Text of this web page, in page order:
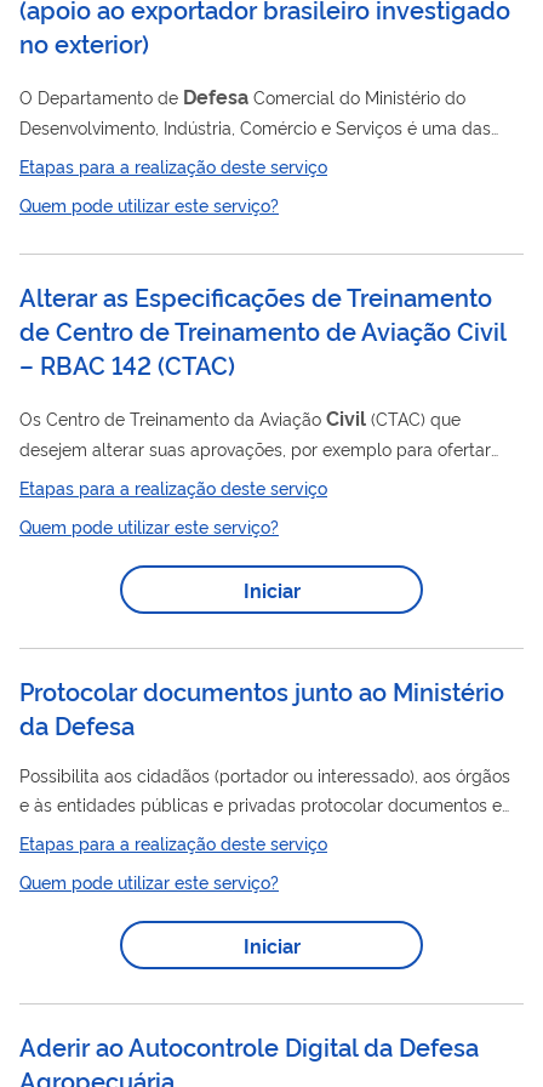
(apoio ao exportador brasileiro investigado
no exterior)
O Departamento de Defesa Comercial do Ministério do
Desenvolvimento, Indústria, Comércio e Serviços é uma das
autoridades públicas brasileiras competentes para
por terceiros países contra as exportações brasileiras e prestar
assistência àdefesado exportador, em articulação com
medidas dedefesacomercial acompanhadas estão as
medidas antidumping, as medidas compensatórias e as...
Etapas para a realização deste serviço
Quem pode utilizar este serviço?
Alterar as Especificações de Treinamento
de Centro de Treinamento de Aviação Civil
– RBAC 142 (CTAC)
Os Centro de Treinamento da Aviação Civil (CTAC) que
desejem alterar suas aprovações, por exemplo para ofertar
novos cursos ou incluir novas localidades, necessitam solicitar
uma alteração em suas Especificações de Treinamento. Os
procedimentos e documentos necessários a isso são
detalhados no documento IS (INSTRUÇÃO SUPLEMENTAR) nº
142-001, cuja versão atualizada é publicada na página da
atendimento aos requisitos de certificação contidos...
Etapas para a realização deste serviço
Quem pode utilizar este serviço?
Iniciar
Protocolar documentos junto ao Ministério
da Defesa
Possibilita aos cidadãos (portador ou interessado), aos órgãos
e às entidades públicas e privadas protocolar documentos e
processos pela Internet, de forma eletrônica, ao Ministério da
o Protocolo Geral e, ainda, evitar gastos com o envio de
correspondência postal. Clique aqui para Protocolar
documentos junto ao MD ou ainda, acesse a cartilha com
login único do GOV.BR.
Etapas para a realização deste serviço
Quem pode utilizar este serviço?
Iniciar
Aderir ao Autocontrole Digital da Defesa
Agropecuária